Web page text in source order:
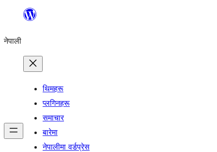
सामग्रीमा
नेपाली
थिमहरू
प्लगिनहरू
समाचार
बारेमा
नेपालीमा वर्डप्रेस